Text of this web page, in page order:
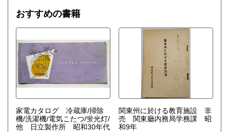
おすすめの書籍
家電カタログ 冷蔵庫/掃除
機/洗濯機/電気こたつ/蛍光灯/
他 日立製作所 昭和30年代
関東州に於ける教育施設 非
売 関東廳内務局学務課 昭
和9年